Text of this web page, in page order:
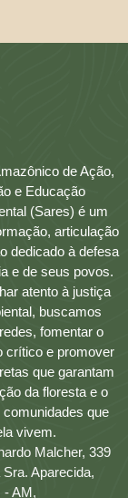
de Ação,
e Educação
(Sares) é um
articulação
dedicado à defesa
e de seus povos.
atento à justiça
buscamos
fomentar o
crítico e promover
que garantam
da floresta e o
comunidades que
vivem.
Malcher, 339
Aparecida,
- AM,